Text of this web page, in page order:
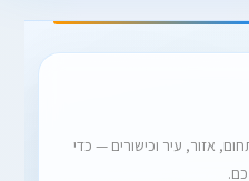
אזור, עיר וכישורים — כדי